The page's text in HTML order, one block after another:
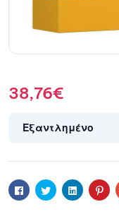
38,76€
Εξαντλημένο
Facebook
TwitterLinkedin